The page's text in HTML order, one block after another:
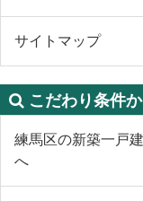
サイトマップ
こだわり条件
練馬区の新築一戸
へ